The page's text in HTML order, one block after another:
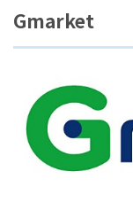
Gmarket